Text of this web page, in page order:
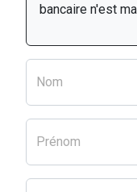
bancaire n'est
Nom
Prénom